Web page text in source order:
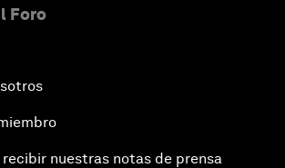
Foro
nuestras notas de prensa